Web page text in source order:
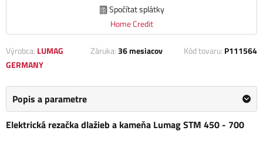
Spočítat splátky
Home Credit
Výrobca: LUMAG
GERMANY
Záruka:36 mesiacov Kód tovaru: P111564
Popis a parametre
Elektrická rezačka dlažieb a kameňa Lumag STM 450 - 700